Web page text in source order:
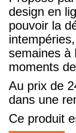
design en
pouvoir la
semaines à
moments
Au prix de
dans une
Ce produit